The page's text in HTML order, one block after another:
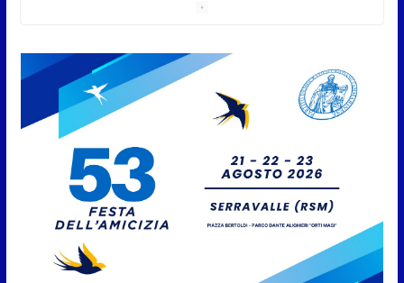
approvato
6 Agosto 2026
Protezione Civile San Marino.
della fase preliminare di
preallarme, dal 3 al 9 agosto
6 Agosto 2026
“San Marino Antiqua –